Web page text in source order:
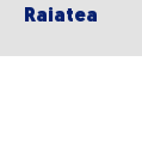
Raiatea